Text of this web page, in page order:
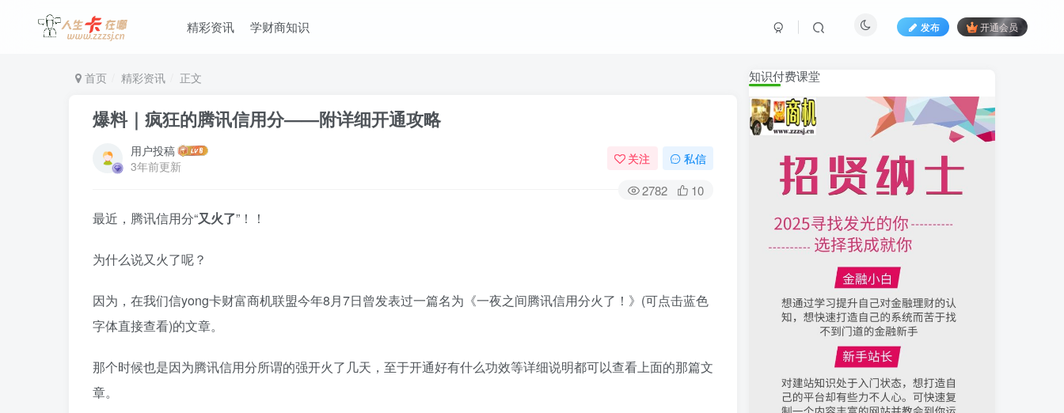
精彩资讯 学财商知识 发布 开通会员
首页 精彩资讯 正文
爆料｜疯狂的腾讯信用分——附详细开通攻略
用户投稿
3年前更新
关注 私信
2782 10
最近，腾讯信用分“又火了”！！
为什么说又火了呢？
因为，在我们信yong卡财富商机联盟今年8月7日曾发表过一篇名为《一夜之间腾讯信用分火了！》(可点击蓝色
字体直接查看)的文章。
那个时候也是因为腾讯信用分所谓的强开火了几天，至于开通好有什么功效等详细说明都可以查看上面的那篇文
章。
知识付费课堂